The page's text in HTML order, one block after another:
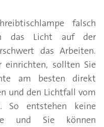
falsch
das Licht auf der
das Arbeiten.
einrichten, sollten Sie
am besten direkt
und den Lichtfall vom
So entstehen keine
und Sie können